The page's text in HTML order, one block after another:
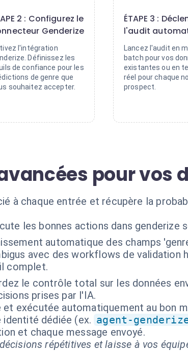
2 : Configurez le
Genderize
l'intégration
Définissez les
de confiance pour les
de genre que
souhaitez accepter.
ÉTAPE 3 :
l'audit
Lancez l'audit en
batch pour vos
existantes ou en
réel pour chaque
prospect.
pour vos
à chaque entrée et récupère la
les bonnes actions dans genderize
automatique des champs
avec des workflows de validation
complet.
le contrôle total sur les données
prises par l'IA.
exécutée automatiquement au bon
identité dédiée (ex. agent-
et chaque message envoyé.
répétitives et laisse à vos